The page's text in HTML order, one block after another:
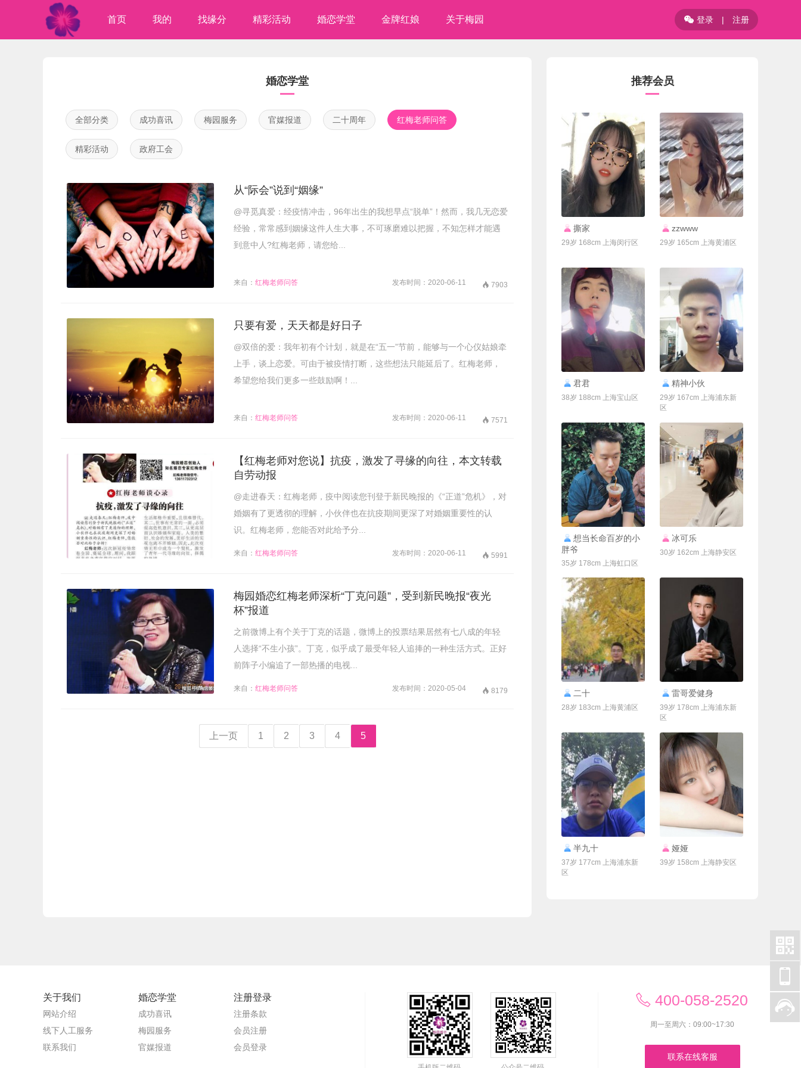
首页 我的 找缘分 精彩活动 婚恋学堂 金牌红娘 关于梅园  登录 | 注册
婚恋学堂
全部分类 成功喜讯 梅园服务 官媒报道 二十周年 红梅老师问答
精彩活动 政府工会
从“际会”说到“姻缘”
@寻觅真爱：经疫情冲击，96年出生的我想早点“脱单”！然而，我几无恋爱
经验，常常感到姻缘这件人生大事，不可琢磨难以把握，不知怎样才能遇
到意中人?红梅老师，请您给...
来自： 红梅老师问答 发布时间：2020-06-11  7903
只要有爱，天天都是好日子
@双倍的爱：我年初有个计划，就是在“五一”节前，能够与一个心仪姑娘牵
上手，谈上恋爱。可由于被疫情打断，这些想法只能延后了。红梅老师，
希望您给我们更多一些鼓励啊！...
来自： 红梅老师问答 发布时间：2020-06-11  7571
【红梅老师对您说】抗疫，激发了寻缘的向往，本文转载
自劳动报
@走进春天：红梅老师，疫中阅读您刊登于新民晚报的《“正道”危机》，对
婚姻有了更透彻的理解，小伙伴也在抗疫期间更深了对婚姻重要性的认
识。红梅老师，您能否对此给予分...
来自： 红梅老师问答 发布时间：2020-06-11  5991
梅园婚恋红梅老师深析“丁克问题”，受到新民晚报“夜光
杯”报道
之前微博上有个关于丁克的话题，微博上的投票结果居然有七八成的年轻
人选择“不生小孩”。丁克，似乎成了最受年轻人追捧的一种生活方式。正好
前阵子小编追了一部热播的电视...
来自： 红梅老师问答 发布时间：2020-05-04  8179
上一页 1 2 3 4 5
推荐会员
撕家
29岁 168cm 上海闵行区
联系Ta
zzwww
29岁 165cm 上海黄浦区
君君
38岁 188cm 上海宝山区
联系Ta
精神小伙
29岁 167cm 上海浦东新
区
联系Ta
想当长命百岁的小
胖爷
35岁 178cm 上海虹口区
联系Ta
冰可乐
30岁 162cm 上海静安区
二十
28岁 183cm 上海黄浦区
联系Ta
雷哥爱健身
39岁 178cm 上海浦东新
区
联系Ta
半九十
37岁 177cm 上海浦东新
区
娅娅
39岁 158cm 上海静安区
关于我们
网站介绍
线下人工服务
联系我们
婚恋学堂
成功喜讯
梅园服务
官媒报道
注册登录
注册条款
会员注册
会员登录
400-058-2520
周一至周六：09:00~17:30
联系在线客服


